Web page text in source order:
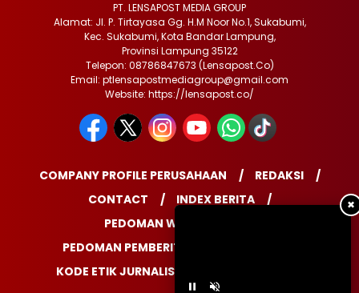
✖
PT. LENSAPOST MEDIA GROUP
Alamat: Jl. P. Tirtayasa Gg. H.M Noor No.1, Sukabumi,
Kec. Sukabumi, Kota Bandar Lampung,
Provinsi Lampung 35122
Telepon: 08786847673 (Lensapost.Co)
Email: ptlensapostmediagroup@gmail.com
Website: https://lensapost.co/
COMPANY PROFILE PERUSAHAAN
REDAKSI
CONTACT
INDEX BERITA
PEDOMAN WARTAWAN
PEDOMAN PEMBERITAAN MEDIA SIBER
KODE ETIK JURNALISTIK